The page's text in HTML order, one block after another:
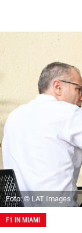
Foto: © LAT Images
F1 IN MIAMI